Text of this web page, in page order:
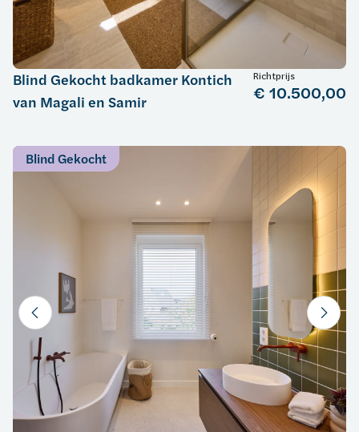
Blind Gekocht badkamer Kontich
van Magali en Samir
Richtprijs
€ 10.500,00
Blind Gekocht